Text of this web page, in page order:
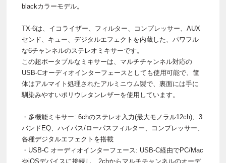
blackカラーモデル。
TX-6は、イコライザー、フィルター、コンプレッサー、AUX
センド、キュー、デジタルエフェクトを内蔵した、パワフル
な6チャンネルのステレオミキサーです。
この超ポータブルなミキサーは、マルチチャンネル対応の
USB-Cオーディオインターフェースとしても使用可能で、筐
体はアルマイト処理されたアルミニウム製で、裏面には手に
馴染みやすいポリウレタンレザーを使用しています。
・多機能ミキサー: 6chのステレオ入力(最大モノラル12ch)、3
バンドEQ、ハイパス/ローパスフィルター、コンプレッサー、
各種デジタルエフェクトを搭載
・USB-C オーディオインターフェース: USB-C経由でPC/Mac
やiOSデバイスに接続し、2chからマルチチャンネルのオーデ